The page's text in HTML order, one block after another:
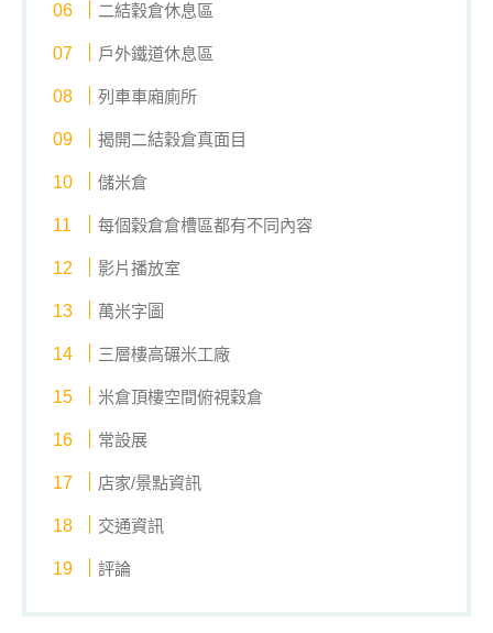
二結穀倉休息區
戶外鐵道休息區
列車車廂廁所
揭開二結穀倉真面目
儲米倉
每個穀倉倉槽區都有不同內容
影片播放室
萬米字圖
三層樓高碾米工廠
米倉頂樓空間俯視穀倉
常設展
店家/景點資訊
交通資訊
評論